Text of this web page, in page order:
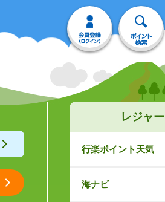
レジャー
行楽ポイント天気
海ナビ